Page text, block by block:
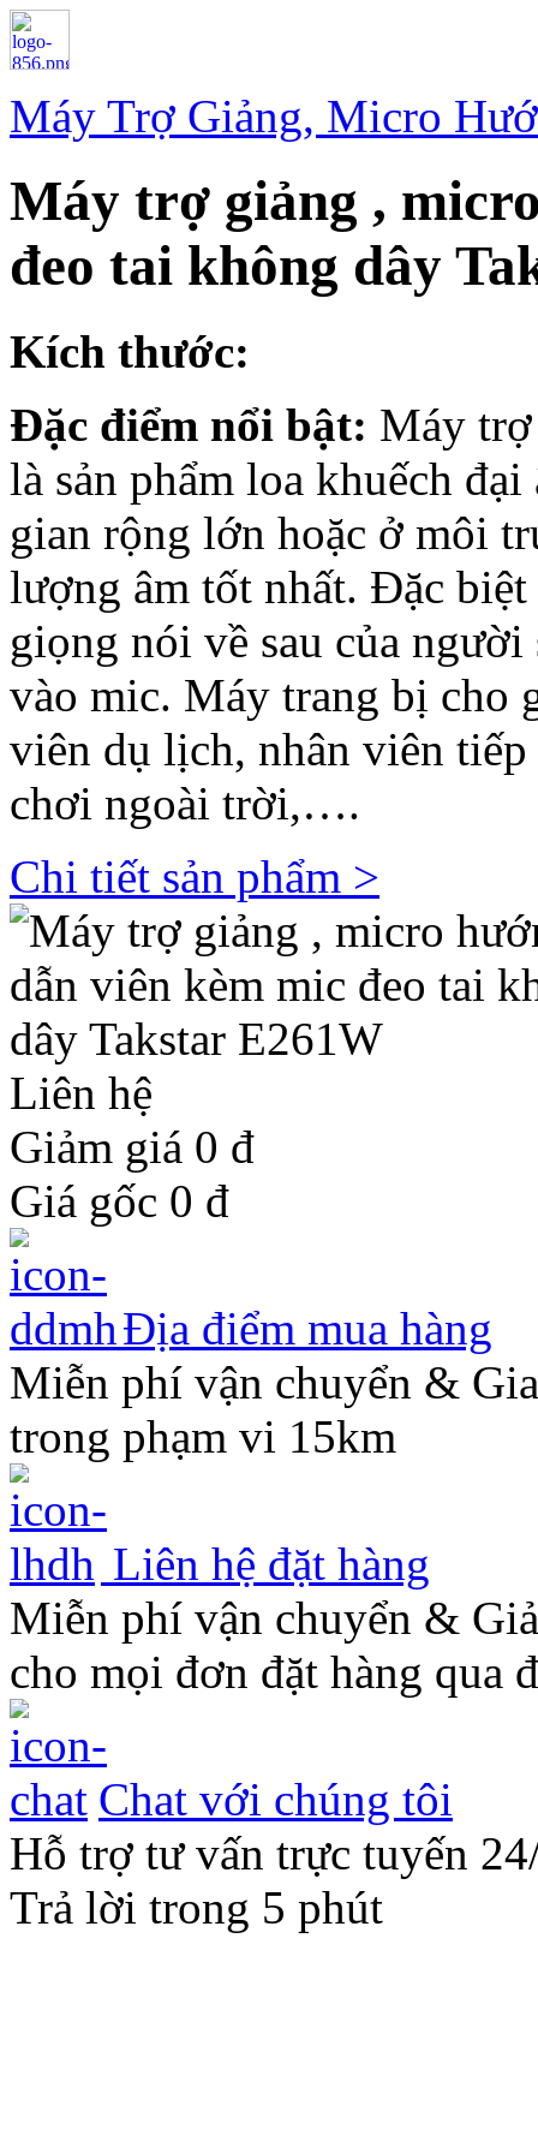
Máy Trợ Giảng, Micro
Máy trợ giảng ,
đeo tai không dây
Kích thước:
Đặc điểm nổi bật: Máy trợ
là sản phẩm loa khuếch
gian rộng lớn hoặc ở môi
lượng âm tốt nhất. Đặc biệt
giọng nói về sau của
vào mic. Máy trang bị cho
viên dụ lịch, nhân viên
chơi ngoài trời,….
Chi tiết sản phẩm >
Liên hệ
Giảm giá 0 đ
Giá gốc 0 đ
Địa điểm mua hàng
Miễn phí vận chuyển &
trong phạm vi 15km
Liên hệ đặt hàng
Miễn phí vận chuyển &
cho mọi đơn đặt hàng qua
Chat với chúng tôi
Hỗ trợ tư vấn trực tuyến
Trả lời trong 5 phút